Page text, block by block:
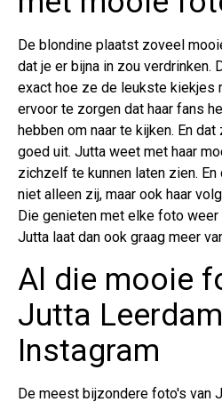
De blondine plaatst zoveel
dat je er bijna in zou verdrinken.
exact hoe ze de leukste kiekjes
ervoor te zorgen dat haar fans
hebben om naar te kijken. En
goed uit. Jutta weet met haar
zichzelf te kunnen laten zien.
niet alleen zij, maar ook haar
Die genieten met elke foto weer
Jutta laat dan ook graag meer
Al die mooie
Jutta
Instagram
De meest bijzondere foto's van